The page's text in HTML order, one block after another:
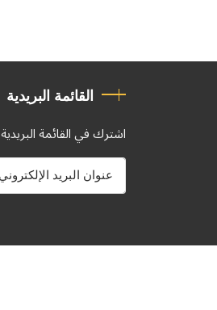
القائمة البريدية
اشترك في القائمة البريدية